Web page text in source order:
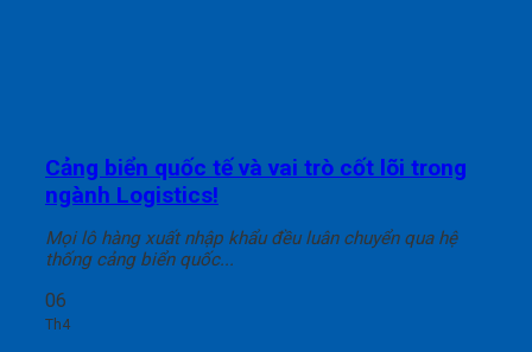
Cảng biển quốc tế và vai trò cốt lõi trong
ngành Logistics!
Mọi lô hàng xuất nhập khẩu đều luân chuyển qua hệ
thống cảng biển quốc...
06
Th4